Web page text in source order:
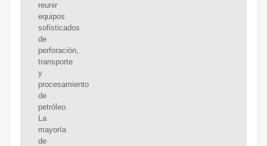
reunir
equipos
sofisticados
de
perforación,
transporte
y
procesamiento
de
petróleo.
La
mayoría
de